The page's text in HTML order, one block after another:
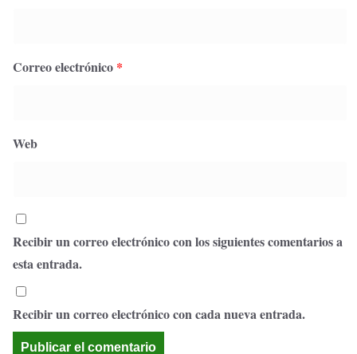
Correo electrónico *
Web
Recibir un correo electrónico con los siguientes comentarios a
esta entrada.
Recibir un correo electrónico con cada nueva entrada.